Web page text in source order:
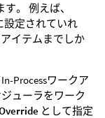
。 例えば、
設定されていれ
イテムまでしか
Processワークア
ューラをワーク
として指定